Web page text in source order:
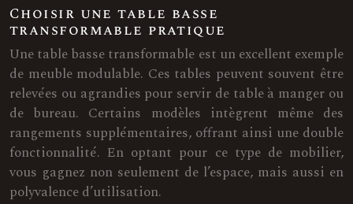
Choisir une table basse
transformable pratique
Une table basse transformable est un excellent exemple
de meuble modulable. Ces tables peuvent souvent être
relevées ou agrandies pour servir de table à manger ou
de bureau. Certains modèles intègrent même des
rangements supplémentaires, offrant ainsi une double
fonctionnalité. En optant pour ce type de mobilier,
vous gagnez non seulement de l’espace, mais aussi en
polyvalence d’utilisation.